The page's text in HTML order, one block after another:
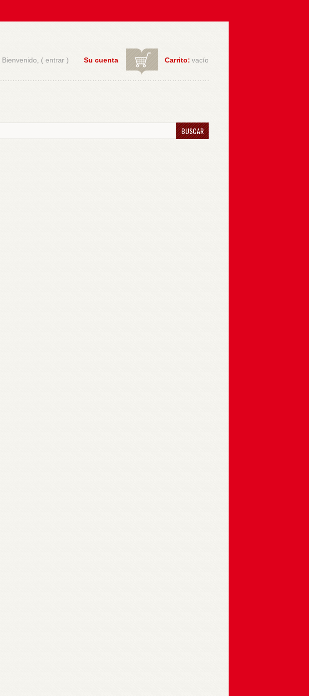
Carrito: vacío
Su cuenta
Bienvenido, ( entrar)
BUSCAR